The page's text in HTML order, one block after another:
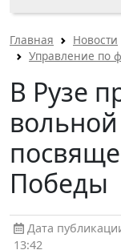
Главная
Новости
Управление по
В Рузе
Победы
Дата
13:42